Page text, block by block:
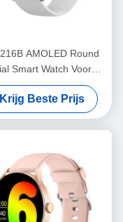
AMOLED Round
Smart Watch Voor
Tracking OEM ODM
Krijg Beste Prijs